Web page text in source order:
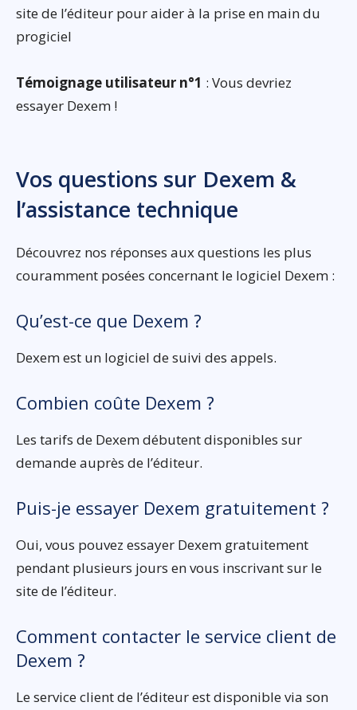
site de l’éditeur pour aider à la prise en main du
progiciel
Témoignage utilisateur n°1 : Vous devriez
essayer Dexem !
Vos questions sur Dexem &
l’assistance technique
Découvrez nos réponses aux questions les plus
couramment posées concernant le logiciel Dexem :
Qu’est-ce que Dexem ?
Dexem est un logiciel de suivi des appels.
Combien coûte Dexem ?
Les tarifs de Dexem débutent disponibles sur
demande auprès de l’éditeur.
Puis-je essayer Dexem gratuitement ?
Oui, vous pouvez essayer Dexem gratuitement
pendant plusieurs jours en vous inscrivant sur le
site de l’éditeur.
Comment contacter le service client de
Dexem ?
Le service client de l’éditeur est disponible via son